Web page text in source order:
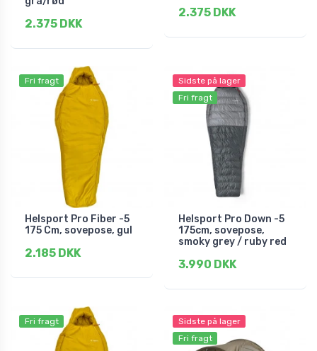
2.375 DKK
2.375 DKK
Fri fragt
Helsport Pro Fiber -5
175 Cm, sovepose, gul
2.185 DKK
Sidste på lager
Fri fragt
Helsport Pro Down -5
175cm, sovepose,
smoky grey / ruby red
3.990 DKK
Fri fragt
Sidste på lager
Fri fragt